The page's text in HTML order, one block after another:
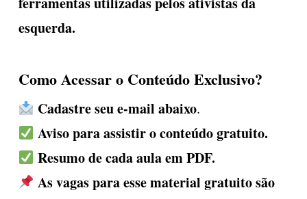
esquerda.
Como Acessar o Conteúdo Exclusivo?
Cadastre seu e-mail abaixo.
Aviso para assistir o conteúdo gratuito.
Resumo de cada aula em PDF.
As vagas para esse material gratuito são